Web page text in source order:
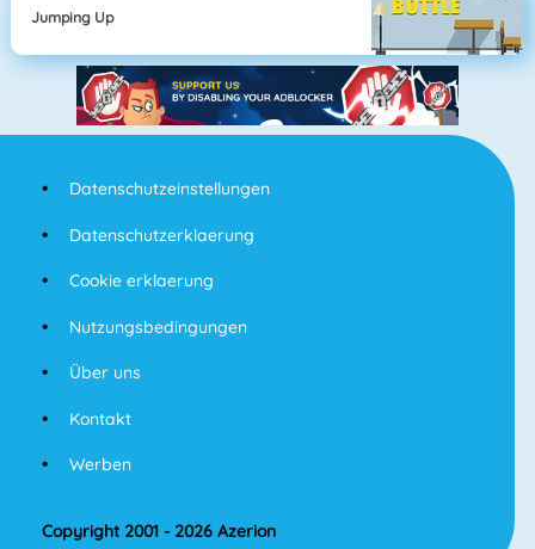
Jumping Up
Datenschutzeinstellungen
Datenschutzerklaerung
Cookie erklaerung
Nutzungsbedingungen
Über uns
Kontakt
Werben
Copyright 2001 - 2026 Azerion